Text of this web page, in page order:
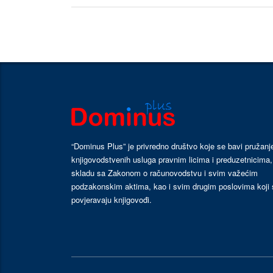
“Dominus Plus” je privredno društvo koje se bavi
knjigovodstvenih usluga pravnim licima i
skladu sa Zakonom o računovodstvu i svim važećim
podzakonskim aktima, kao i svim drugim poslovima koji
povjeravaju knjigovođi.